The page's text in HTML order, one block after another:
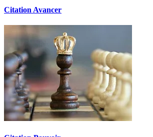
Citation Avancer